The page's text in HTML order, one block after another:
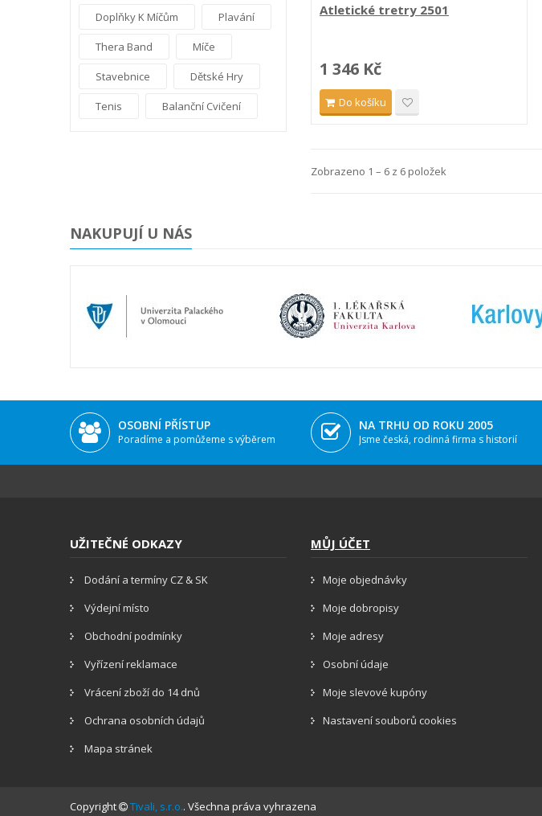
Doplňky K Míčům Plavání
Thera Band Míče
Stavebnice Dětské Hry
Tenis Balanční Cvičení
Atletické tretry 2501
1 346 Kč
Do košíku
Zobrazeno 1 – 6 z 6 položek
NAKUPUJÍ U NÁS
OSOBNÍ PŘÍSTUP
Poradíme a pomůžeme s výběrem
NA TRHU OD ROKU 2005
Jsme česká, rodinná firma s historií
UŽITEČNÉ ODKAZY
Dodání a termíny CZ & SK
Výdejní místo
Obchodní podmínky
Vyřízení reklamace
Vrácení zboží do 14 dnů
Ochrana osobních údajů
Mapa stránek
MŮJ ÚČET
Moje objednávky
Moje dobropisy
Moje adresy
Osobní údaje
Moje slevové kupóny
Nastavení souborů cookies
Copyright Tivali, s.r.o.. Všechna práva vyhrazena